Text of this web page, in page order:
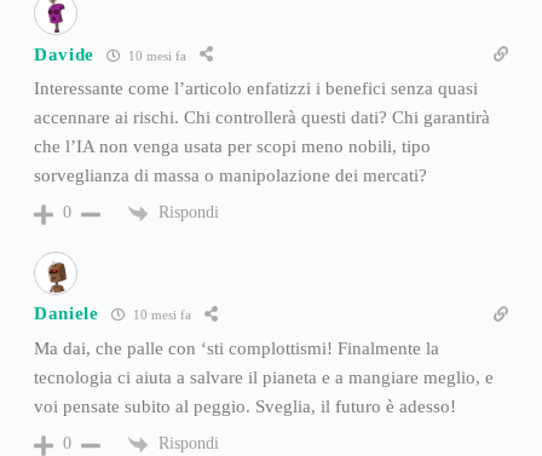
Davide 10 mesi fa
Interessante come l’articolo enfatizzi i benefici senza quasi
accennare ai rischi. Chi controllerà questi dati? Chi garantirà
che l’IA non venga usata per scopi meno nobili, tipo
sorveglianza di massa o manipolazione dei mercati?
0 Rispondi
Daniele 10 mesi fa
Ma dai, che palle con ‘sti complottismi! Finalmente la
tecnologia ci aiuta a salvare il pianeta e a mangiare meglio, e
voi pensate subito al peggio. Sveglia, il futuro è adesso!
0 Rispondi